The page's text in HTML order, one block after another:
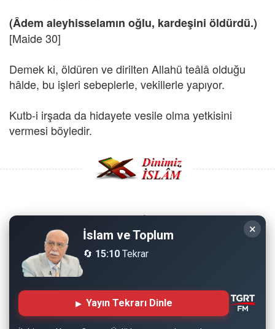
(Âdem aleyhisselamın oğlu, kardeşini öldürdü.)
[Maide 30]
Demek ki, öldüren ve dirilten Allahü teâlâ olduğu
hâlde, bu işleri sebeplerle, vekillerle yapıyor.
Kutb-i irşada da hidayete vesile olma yetkisini
vermesi böyledir.
Copyright © 2008 - Dinimiz İslam. Her Hakkı Saklıdır.
Sitemizdeki bilgiler, bütün insanların istifadesi için
hazırlanmıştır. Orijinaline sadık kalmak şartıyla, izin
almaya gerek kalmadan, herkes istediği gibi alıp istifade
edebilir.
Normal Siteyi Göster
×
İslam ve Toplum
🔄 15:10 Tekrar
Yayın Tekrarı Dinle